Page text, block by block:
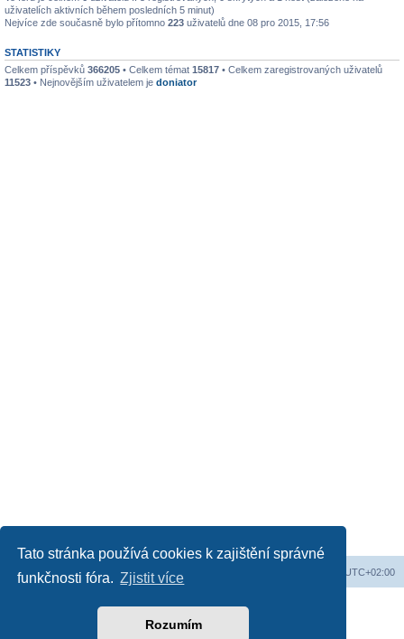
Tato stránka používá cookies k zajištění správné
funkčnosti fóra. Zjistit více
Rozumím
uživatelích aktivních během posledních 5 minut)
Nejvíce zde současně bylo přítomno 223 uživatelů dne 08 pro 2015, 17:56
STATISTIKY
Celkem příspěvků 366205 • Celkem témat 15817 • Celkem zaregistrovaných uživatelů
11523 • Nejnovějším uživatelem je doniator
Web Obsah fóra UTC+02:00
Český překlad –